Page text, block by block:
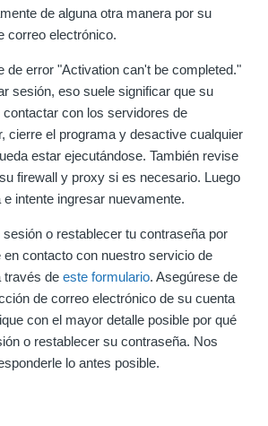
de alguna otra manera por su
correo electrónico.
de error "Activation can't be completed."
sesión, eso suele significar que su
contactar con los servidores de
cierre el programa y desactive cualquier
estar ejecutándose. También revise
firewall y proxy si es necesario. Luego
intente ingresar nuevamente.
o restablecer tu contraseña por
en contacto con nuestro servicio de
través deeste formulario. Asegúrese de
de correo electrónico de su cuenta
con el mayor detalle posible por qué
o restablecer su contraseña. Nos
lo antes posible.